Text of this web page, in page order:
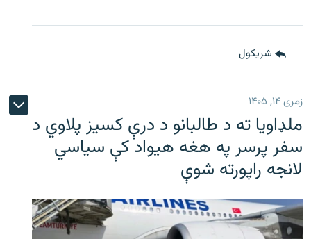
شريکول
زمری ۱۴, ۱۴۰۵
ملډاویا ته د طالبانو د درې کسیز پلاوي د
سفر پرسر په هغه هیواد کې سیاسي
لانجه راپورته شوې